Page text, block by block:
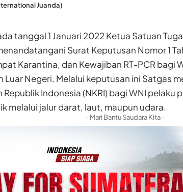
Juanda)
tanggal 1 Januari 2022 Ketua Satuan
Surat Keputusan Nomor 1
Karantina, dan Kewajiban RT-PCR bagi
Luar Negeri. Melalui keputusan ini Satgas
Indonesia (NKRI) bagi WNI pelaku
melalui jalur darat, laut, maupun udara.
- Mari Bantu Saudara Kita -